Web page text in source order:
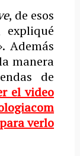
, de esos
expliqué
Además
manera
de
el video
verlo